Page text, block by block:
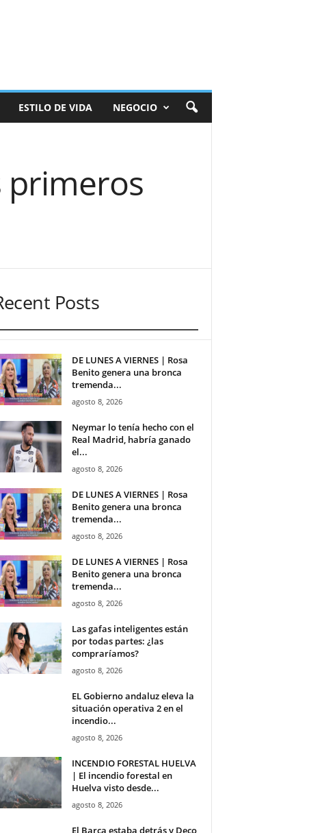
ESTILO DE VIDA NEGOCIO
primeros
Posts
DE LUNES A VIERNES | Rosa
Benito genera una bronca
tremenda...
agosto 8, 2026
Neymar lo tenía hecho con el
Real Madrid, habría ganado
el...
agosto 8, 2026
DE LUNES A VIERNES | Rosa
Benito genera una bronca
tremenda...
agosto 8, 2026
DE LUNES A VIERNES | Rosa
Benito genera una bronca
tremenda...
agosto 8, 2026
Las gafas inteligentes están
por todas partes: ¿las
compraríamos?
agosto 8, 2026
EL Gobierno andaluz eleva la
situación operativa 2 en el
incendio...
agosto 8, 2026
INCENDIO FORESTAL HUELVA
| El incendio forestal en
Huelva visto desde...
agosto 8, 2026
El Barça estaba detrás y Deco